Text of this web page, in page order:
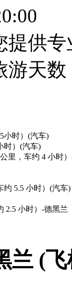
提供
游天数
小时）(汽车)
时）(汽车)
里，车约 4 小时
约 5.5 小时）(汽车)
2.5 小时）-德黑兰
兰 (